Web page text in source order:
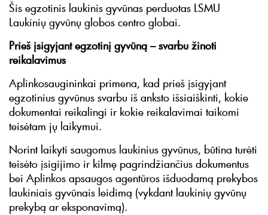
Šis egzotinis laukinis gyvūnas perduotas LSMU
Laukinių gyvūnų globos centro globai.
Prieš įsigyjant egzotinį gyvūną – svarbu žinoti
reikalavimus
Aplinkosaugininkai primena, kad prieš įsigyjant
egzotinius gyvūnus svarbu iš anksto išsiaiškinti, kokie
dokumentai reikalingi ir kokie reikalavimai taikomi
teisėtam jų laikymui.
Norint laikyti saugomus laukinius gyvūnus, būtina turėti
teisėto įsigijimo ir kilmę pagrindžiančius dokumentus
bei Aplinkos apsaugos agentūros išduodamą prekybos
laukiniais gyvūnais leidimą (vykdant laukinių gyvūnų
prekybą ar eksponavimą).